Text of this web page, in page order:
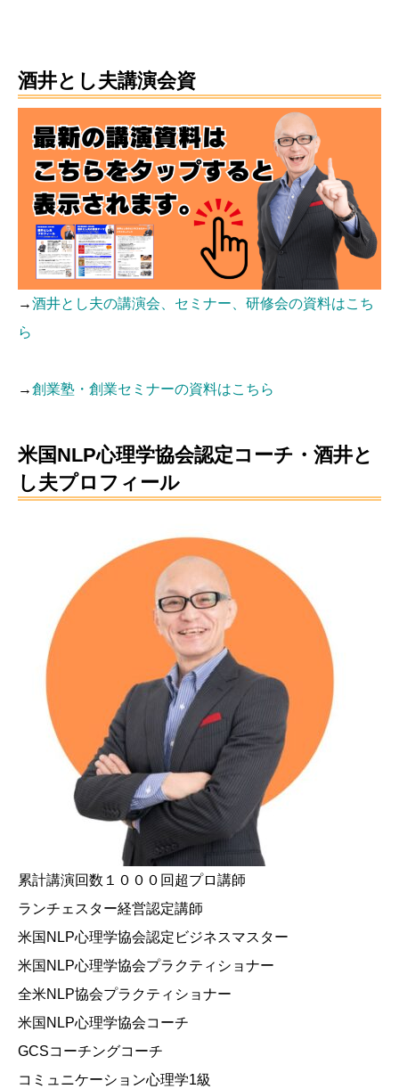
酒井とし夫講演会資
→酒井とし夫の講演会、セミナー、研修会の資料はこち
ら
→創業塾・創業セミナーの資料はこちら
米国NLP心理学協会認定コーチ・酒井と
し夫プロフィール
累計講演回数１０００回超プロ講師
ランチェスター経営認定講師
米国NLP心理学協会認定ビジネスマスター
米国NLP心理学協会プラクティショナー
全米NLP協会プラクティショナー
米国NLP心理学協会コーチ
GCSコーチングコーチ
コミュニケーション心理学1級